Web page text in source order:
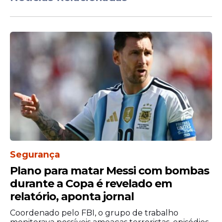
Willian Sanfona e da Comunidade Colo de
Deus, uma das mais conhecidas
Além dos momentos de louvor, o encontro
será marcado por mensagens de fé, oração
e espiritualidade. O objetivo é proporcionar
uma experiência religiosa dentro da
programação junina, ampliando a
participação de públicos que buscam
celebrar o período de São João também
por meio da vivência cristã.
Segurança
Plano para matar Messi com bombas
durante a Copa é revelado em
relatório, aponta jornal
Coordenado pelo FBI, o grupo de trabalho